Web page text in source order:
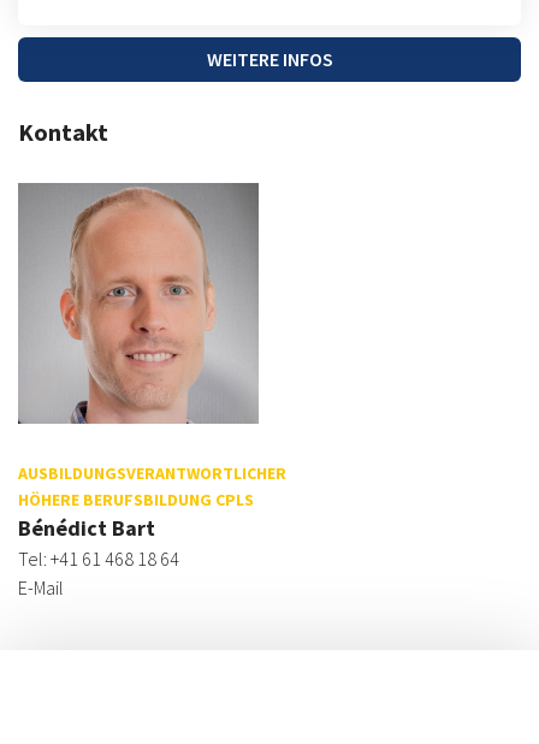
WEITERE INFOS
Kontakt
AUSBILDUNGSVERANTWORTLICHER
HÖHERE BERUFSBILDUNG CPLS
Bénédict Bart
Tel: +41 61 468 18 64
E-Mail